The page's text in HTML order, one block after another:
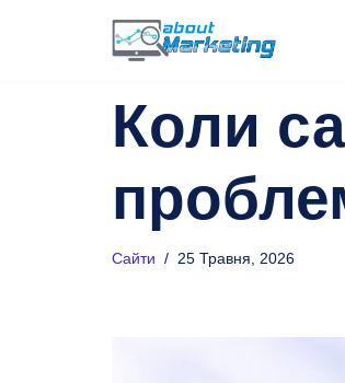
Коли
Сайти 25 Травня, 2026